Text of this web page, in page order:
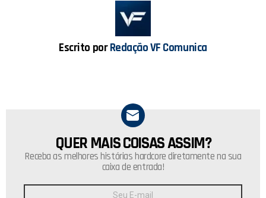
pEscrito porRedação VF Comunica
NEWSLETTER
QUER MAIS COISAS ASSIM?
Receba as melhores histórias hardcore diretamente na sua
caixa de entrada!